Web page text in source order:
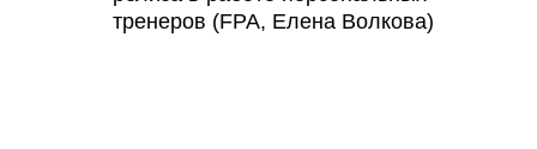
тренеров (FPA, Елена Волкова)